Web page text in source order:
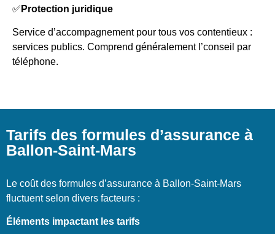
✅ Protection juridique
Service d’accompagnement pour tous vos contentieux :
services publics. Comprend généralement l’conseil par
téléphone.
Tarifs des formules d’assurance à
Ballon-Saint-Mars
Le coût des formules d’assurance à Ballon-Saint-Mars
fluctuent selon divers facteurs :
Éléments impactant les tarifs